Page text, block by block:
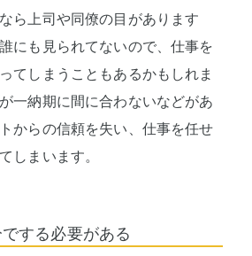
ら上司や同僚の目があります
にも見られてないので、仕事を
てしまうこともあるかもしれま
一納期に間に合わないなどがあ
からの信頼を失い、仕事を任せ
しまいます。
する必要がある